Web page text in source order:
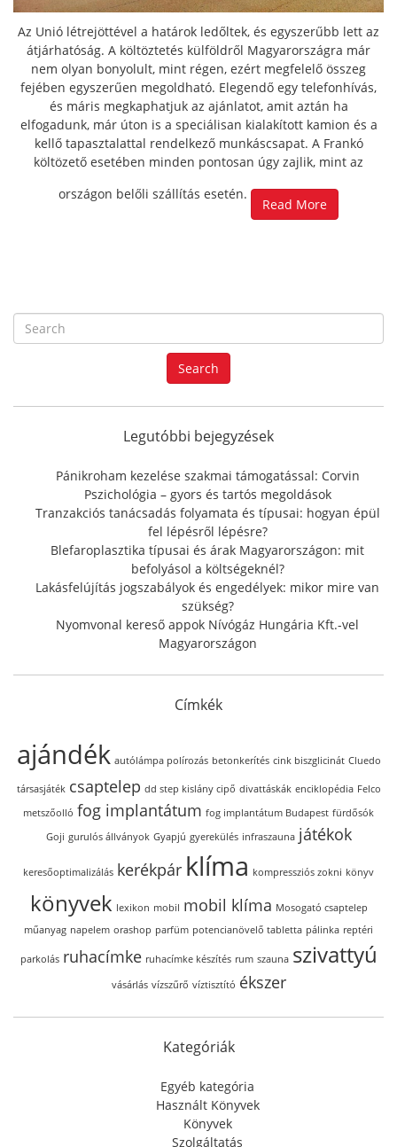
Az Unió létrejöttével a határok ledőltek, és egyszerűbb lett az
átjárhatóság. A költöztetés külföldről Magyarországra már
nem olyan bonyolult, mint régen, ezért megfelelő összeg
fejében egyszerűen megoldható. Elegendő egy telefonhívás,
és máris megkaphatjuk az ajánlatot, amit aztán ha
elfogadunk, már úton is a speciálisan kialakított kamion és a
kellő tapasztalattal rendelkező munkáscsapat. A Frankó
költözető esetében minden pontosan úgy zajlik, mint az
országon belőli szállítás esetén.
Read More
e
a
r
f
r
:
Search
Legutóbbi bejegyzések
Pánikroham kezelése szakmai támogatással: Corvin
Pszichológia – gyors és tartós megoldások
Tranzakciós tanácsadás folyamata és típusai: hogyan épül
fel lépésről lépésre?
Blefaroplasztika típusai és árak Magyarországon: mit
befolyásol a költségeknél?
Lakásfelújítás jogszabályok és engedélyek: mikor mire van
szükség?
Nyomvonal kereső appok Nívógáz Hungária Kft.-vel
Magyarországon
Címkék
ajándék autólámpa polírozás betonkerítés cink biszglicinát Cluedo
társasjáték csaptelep dd step kislány cipő divattáskák enciklopédia Felco
metszőolló fog implantátum fog implantátum Budapest fürdősók
Goji gurulós állványok Gyapjú gyerekülés infraszauna játékok
keresőoptimalizálás kerékpár klíma kompressziós zokni könyv
könyvek lexikon mobil mobil klíma Mosogató csaptelep
műanyag napelem orashop parfüm potencianövelő tabletta pálinka reptéri
parkolás ruhacímke ruhacímke készítés rum szauna szivattyú
vásárlás vízszűrő víztisztító ékszer
Kategóriák
Egyéb kategória
Használt Könyvek
Könyvek
Szolgáltatás